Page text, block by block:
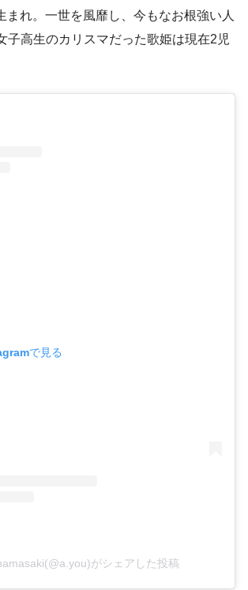
まれ。一世を風靡し、今もなお根強い人
子高生のカリスマだった歌姫は現在2児
で見る
がシェアした投稿